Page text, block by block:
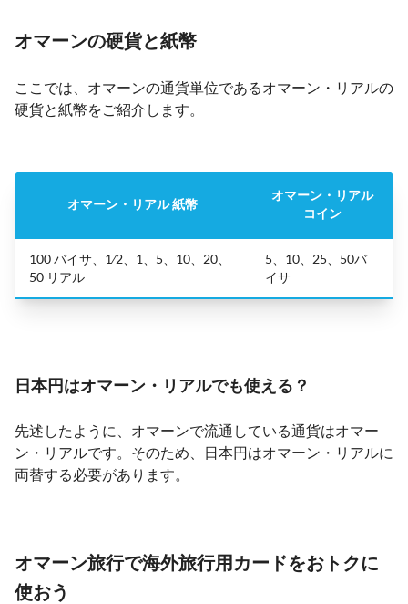
オマーンの硬貨と紙幣
ここでは、オマーンの通貨単位であるオマーン・リアルの
硬貨と紙幣をご紹介します。
オマーン・リアル 紙幣
オマーン・リアル
コイン
100 バイサ、1⁄2、1、5、10、20、
50 リアル
5、10、25、50バ
イサ
日本円はオマーン・リアルでも使える？
先述したように、オマーンで流通している通貨はオマー
ン・リアルです。そのため、日本円はオマーン・リアルに
両替する必要があります。
オマーン旅行で海外旅行用カードをおトクに
使おう